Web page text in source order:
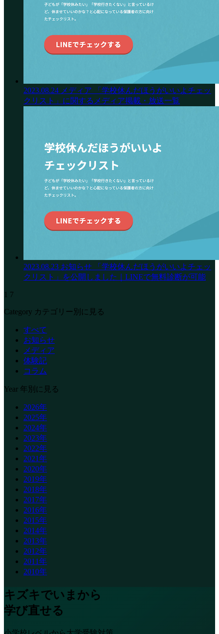
2023.08.24 メディア
「学校休んだほうがいいよチェッ
クリスト」に関するメディア掲載・放送一覧
2023.08.23 お知らせ
「学校休んだほうがいいよチェッ
クリスト」を公開しました｜LINEで無料診断が可能
1 7
Category カテゴリー別に見る
すべて
お知らせ
メディア
体験記
コラム
Year 年別に見る
2026年
2025年
2024年
2023年
2022年
2021年
2020年
2019年
2018年
2017年
2016年
2015年
2014年
2013年
2012年
2011年
2010年
キズキでいまから
学び直せる